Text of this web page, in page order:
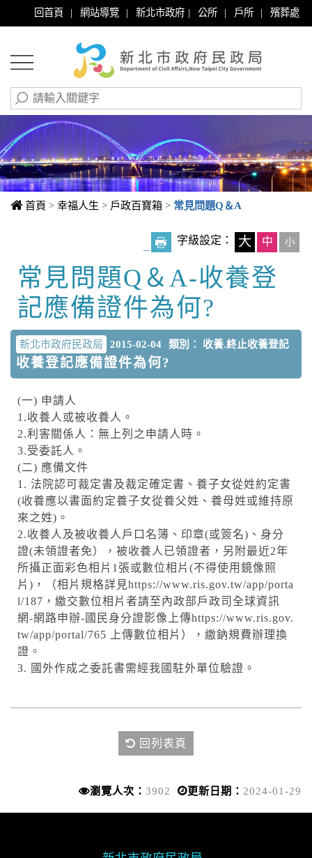
回首頁 | 網站導覽 | 新北市政府 | 公所 | 戶所 | 殯葬處
首頁 > 幸福人生 > 戶政百寶箱 > 常見問題Q＆A
字級設定： 大 中 小
中央內容區塊
常見問題Q＆A-收養登
記應備證件為何?
新北市政府民政局 2015-02-04 類別： 收養.終止收養登記
收養登記應備證件為何?
(一) 申請人
1.收養人或被收養人。
2.利害關係人：無上列之申請人時。
3.受委託人。
(二) 應備文件
1. 法院認可裁定書及裁定確定書、養子女從姓約定書
(收養應以書面約定養子女從養父姓、養母姓或維持原
來之姓)。
2.收養人及被收養人戶口名簿、印章(或簽名)、身分
證(未領證者免），被收養人已領證者，另附最近2年
所攝正面彩色相片1張或數位相片(不得使用鏡像照
片)，（相片規格詳見https://www.ris.gov.tw/app/porta
l/187，繳交數位相片者請至內政部戶政司全球資訊
網-網路申辦-國民身分證影像上傳https://www.ris.gov.
tw/app/portal/765 上傳數位相片），繳鈉規費辦理換
證。
3. 國外作成之委託書需經我國駐外單位驗證。
回列表頁
瀏覽人次： 3902 更新日期： 2024-01-29